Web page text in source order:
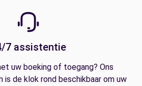
7 assistentie
uw boeking of toegang? Ons
is de klok rond beschikbaar om uw